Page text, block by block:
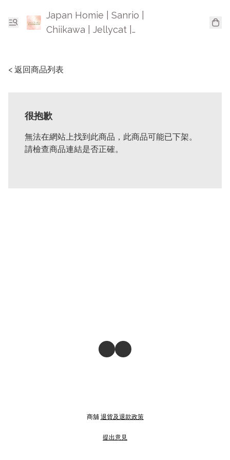
Japan Homie | Sanrio |
Chiikawa | Jellycat |
< 返回商品列表
很抱歉
無法在網站上找到此商品，此商品可能已下架。
請檢查商品連結是否正確。
商舖 退貨及退款政策
提出意見